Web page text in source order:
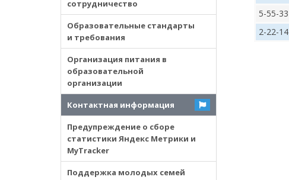
сотрудничество
Образовательные стандарты
и требования
Организация питания в
образовательной
организации
Контактная информация
Предупреждение о сборе
статистики Яндекс Метрики и
MyTracker
Поддержка молодых семей
5-55-33
2-22-14